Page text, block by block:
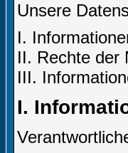
Unsere
I.
II. Rechte der
III.
I.